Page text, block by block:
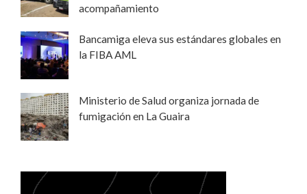
acompañamiento
Bancamiga eleva sus estándares globales en
la FIBA AML
Ministerio de Salud organiza jornada de
fumigación en La Guaira